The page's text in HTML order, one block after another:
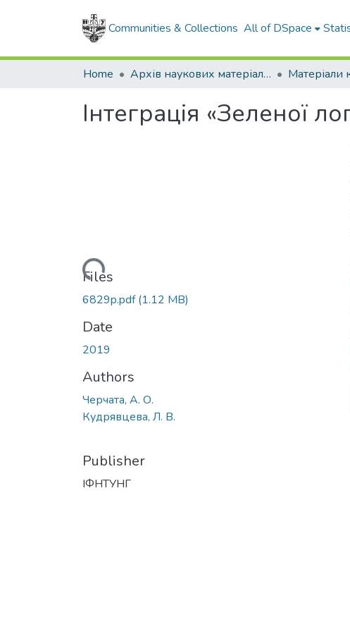
Communities & Collections All of DSpace
Home Архів наукових матеріалів Матеріали
Інтеграція «Зеленої
Loading...
Files
6829p.pdf(1.12 MB)
Date
2019
Authors
Черчата, А. О.
Кудрявцева, Л. В.
Publisher
ІФНТУНГ